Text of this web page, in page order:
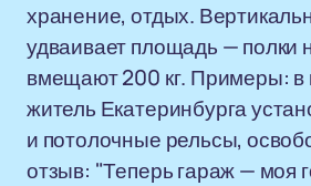
хранение, отдых.
удваивает площадь — полки
вмещают 200 кг. Примеры: в
житель Екатеринбурга
и потолочные рельсы,
отзыв: "Теперь гараж — моя